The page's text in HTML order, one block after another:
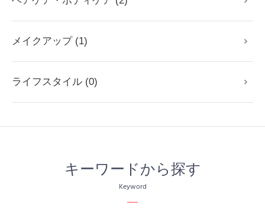
メイクアップ (1)
ライフスタイル (0)
キーワードから探す
Keyword